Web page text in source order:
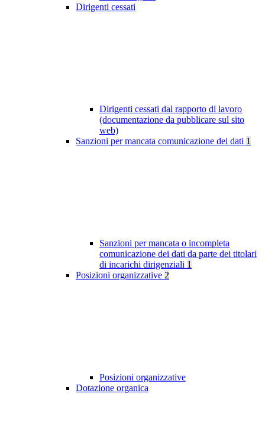
Dirigenti cessati
Dirigenti cessati dal rapporto di lavoro
(documentazione da pubblicare sul sito
web)
Sanzioni per mancata comunicazione dei dati 1
Sanzioni per mancata o incompleta
comunicazione dei dati da parte dei titolari
di incarichi dirigenziali 1
Posizioni organizzative 2
Posizioni organizzative
Dotazione organica